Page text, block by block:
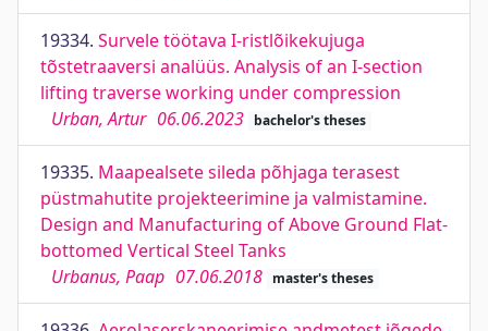
19334. Survele töötava I-ristlõikekujuga
tõstetraaversi analüüs. Analysis of an I-section
lifting traverse working under compression
Urban, Artur 06.06.2023 bachelor's theses
19335. Maapealsete sileda põhjaga terasest
püstmahutite projekteerimine ja valmistamine.
Design and Manufacturing of Above Ground Flat-
bottomed Vertical Steel Tanks
Urbanus, Paap 07.06.2018 master's theses